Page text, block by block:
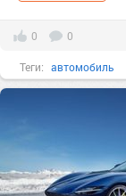
0 0
Теги: автомобиль